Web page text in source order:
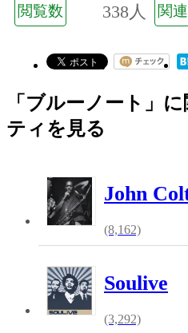
閲覧数 338人 関
「ブルーノート」
ティを見る
John
(8,162)
Soulive
(3,292)